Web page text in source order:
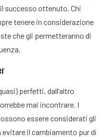
successo ottenuto. Chi
tenere in considerazione
che gli permetteranno di
perfetti, dall’altro
mai incontrare. I
essere considerati gli
evitare il cambiamento pur di